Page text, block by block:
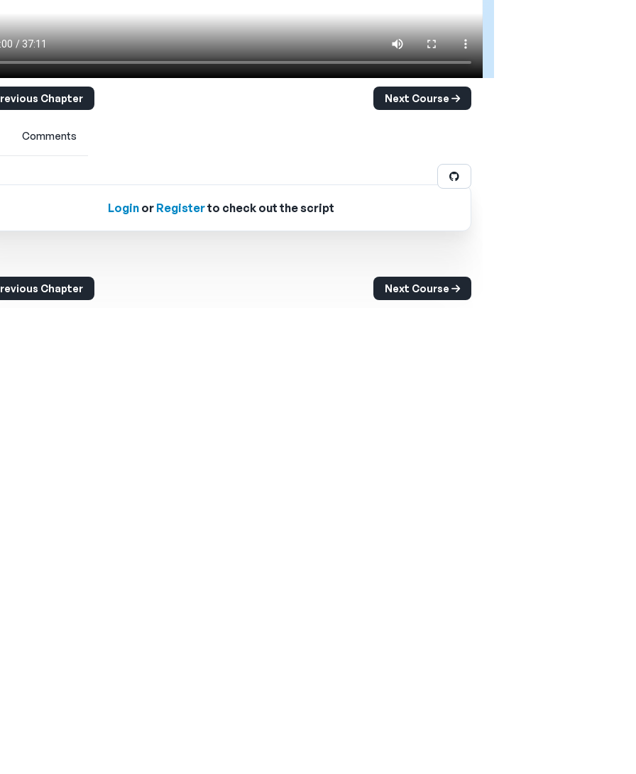
Chapter Next Course
Comments
Login or Registerto check out the script
Chapter Next Course